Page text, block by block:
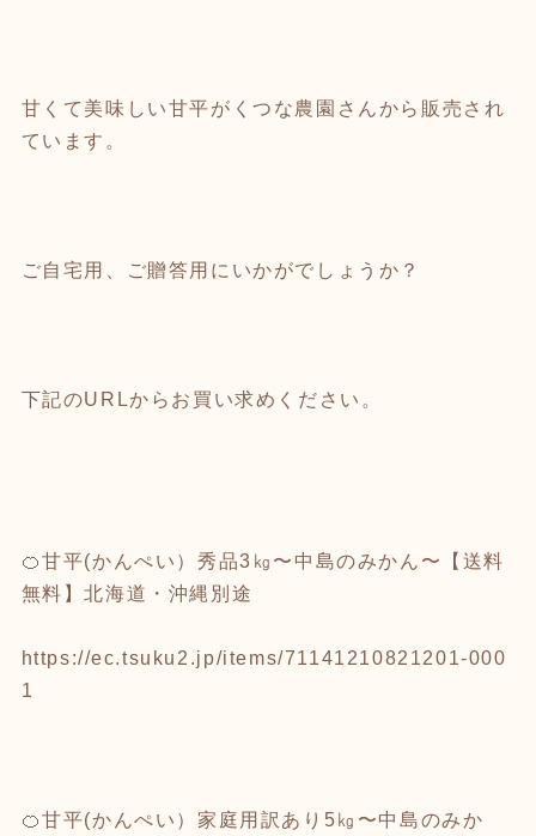
甘くて美味しい甘平がくつな農園さんから販売され
ています。
ご自宅用、ご贈答用にいかがでしょうか？
下記のURLからお買い求めください。
🍊甘平(かんぺい）秀品3㎏〜中島のみかん〜【送料
無料】北海道・沖縄別途
https://ec.tsuku2.jp/items/71141210821201-000
1
🍊甘平(かんぺい）家庭用訳あり5㎏〜中島のみか